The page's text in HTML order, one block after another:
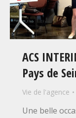
ACS
Pays de
Vie de l'agence
Une belle